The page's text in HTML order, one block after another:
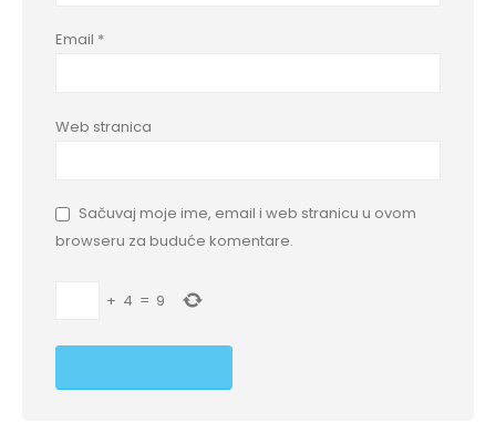
Email *
Web stranica
Sačuvaj moje ime, email i web stranicu u ovom
browseru za buduće komentare.
+ 4 = 9